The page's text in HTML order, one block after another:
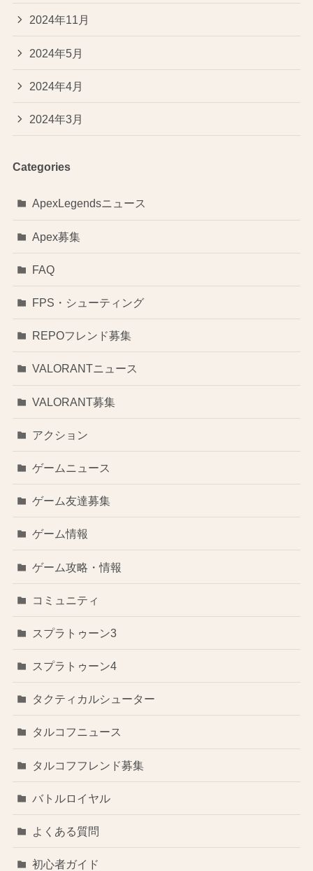
2024年11月
2024年5月
2024年4月
2024年3月
Categories
ApexLegendsニュース
Apex募集
FAQ
FPS・シューティング
REPOフレンド募集
VALORANTニュース
VALORANT募集
アクション
ゲームニュース
ゲーム友達募集
ゲーム情報
ゲーム攻略・情報
コミュニティ
スプラトゥーン3
スプラトゥーン4
タクティカルシューター
タルコフニュース
タルコフフレンド募集
バトルロイヤル
よくある質問
初心者ガイド